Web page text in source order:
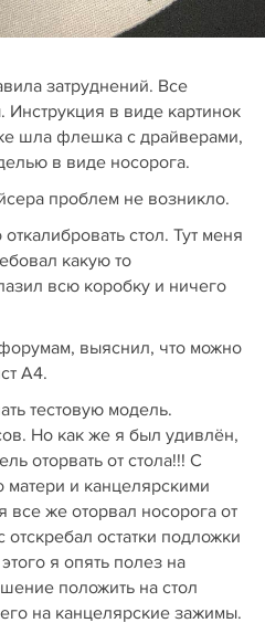
затруднений. Все
в виде картинок
шла флешка с драйверами,
в виде носорога.
проблем не возникло.
стол. Тут меня
какую то
всю коробку и ничего
выяснил, что можно
А4.
тестовую модель.
Но как же я был удивлён,
оторвать от стола!!! С
матери и канцелярскими
же оторвал носорога от
остатки подложки
я опять полез на
положить на стол
на канцелярские зажимы.